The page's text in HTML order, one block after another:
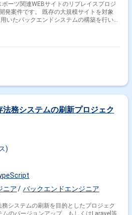
の大規模サイトを対象
いたバックエンドシステムの構築を行いま
指し
法務システムの刷新プロジェク
)
ニア
バックエンドエンジニア